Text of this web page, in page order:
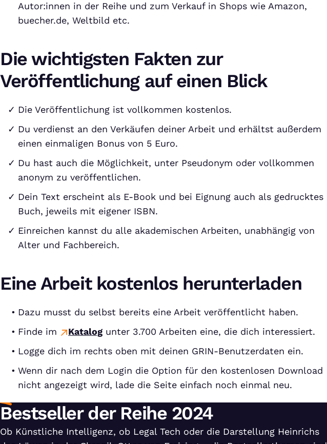
Autor:innen in der Reihe und zum Verkauf in Shops wie Amazon,
buecher.de, Weltbild etc.
Die wichtigsten Fakten zur
Veröffentlichung auf einen Blick
Die Veröffentlichung ist vollkommen kostenlos.
Du verdienst an den Verkäufen deiner Arbeit und erhältst außerdem
einen einmaligen Bonus von 5 Euro.
Du hast auch die Möglichkeit, unter Pseudonym oder vollkommen
anonym zu veröffentlichen.
Dein Text erscheint als E-Book und bei Eignung auch als gedrucktes
Buch, jeweils mit eigener ISBN.
Einreichen kannst du alle akademischen Arbeiten, unabhängig von
Alter und Fachbereich.
Eine Arbeit kostenlos herunterladen
Dazu musst du selbst bereits eine Arbeit veröffentlicht haben.
Finde im
Katalog unter 3.700 Arbeiten eine, die dich interessiert.
Logge dich im rechts oben mit deinen GRIN-Benutzerdaten ein.
Wenn dir nach dem Login die Option für den kostenlosen Download
nicht angezeigt wird, lade die Seite einfach noch einmal neu.
Bestseller der Reihe 2024
Ob Künstliche Intelligenz, ob Legal Tech oder die Darstellung Heinrichs